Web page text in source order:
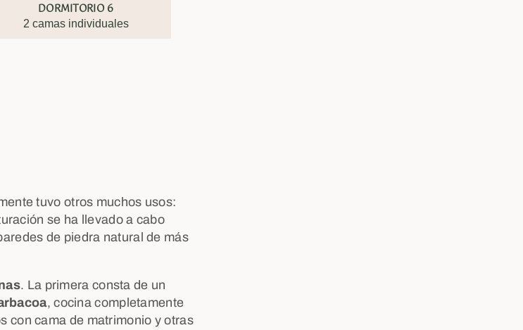
DORMITORIO 6
2 camas individuales
tuvo otros muchos usos:
se ha llevado a cabo
de piedra natural de más
. La primera consta de un
, cocina completamente
con cama de matrimonio y otras